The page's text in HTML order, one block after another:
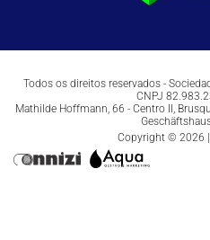
Todos os direitos reservados -
CNPJ
Mathilde Hoffmann, 66 - Centro II,
Copyright © 2026